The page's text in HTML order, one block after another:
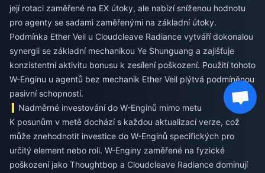
její rotaci zaměřené na EX útoky, ale nabízí sníženou hodnotu
pro agenty se sadami zaměřenými na základní útoky.
Podmínka Ether Veil u Cloudcleave Radiance vytváří dokonalou
synergii se základní mechanikou Ye Shunguang a zajišťuje
konzistentní aktivitu bonusu k zesílení poškození. Použití tohoto
W-Enginu u agentů bez mechanik Ether Veil plýtvá podmíněnou
pasivní schopností.
Nadměrné investování do W-Enginů mimo metu
K posunům v metě dochází s každou aktualizací verze, což
může znehodnotit investice do W-Enginů specifických pro
určitý element nebo roli. W-Enginy zaměřené na fyzické
poškození jako Thoughtbop a Cloudcleave Radiance dominují